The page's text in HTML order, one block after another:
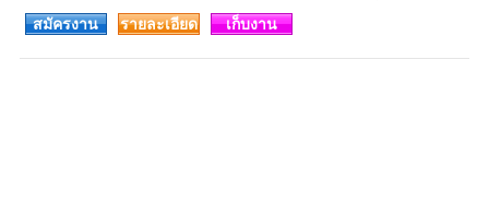
สมัครงาน
รายละเอียด เก็บงาน